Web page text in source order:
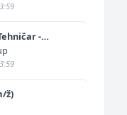
-
ž)